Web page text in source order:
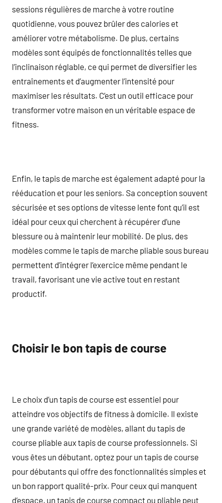
sessions régulières de marche à votre routine
quotidienne, vous pouvez brûler des calories et
améliorer votre métabolisme. De plus, certains
modèles sont équipés de fonctionnalités telles que
l’inclinaison réglable, ce qui permet de diversifier les
entraînements et d’augmenter l’intensité pour
maximiser les résultats. C’est un outil efficace pour
transformer votre maison en un véritable espace de
fitness.
Enfin, le tapis de marche est également adapté pour la
rééducation et pour les seniors. Sa conception souvent
sécurisée et ses options de vitesse lente font qu’il est
idéal pour ceux qui cherchent à récupérer d’une
blessure ou à maintenir leur mobilité. De plus, des
modèles comme le tapis de marche pliable sous bureau
permettent d’intégrer l’exercice même pendant le
travail, favorisant une vie active tout en restant
productif.
Choisir le bon tapis de course
Le choix d’un tapis de course est essentiel pour
atteindre vos objectifs de fitness à domicile. Il existe
une grande variété de modèles, allant du tapis de
course pliable aux tapis de course professionnels. Si
vous êtes un débutant, optez pour un tapis de course
pour débutants qui offre des fonctionnalités simples et
un bon rapport qualité-prix. Pour ceux qui manquent
d’espace, un tapis de course compact ou pliable peut